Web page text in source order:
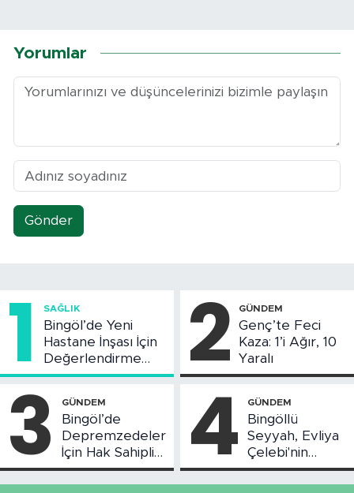
Yorumlar
Gönder
1 SAĞLIK
Bingöl’de Yeni
Hastane İnşası İçin
Değerlendirme
Toplantısı Yapıldı
2 GÜNDEM
Genç’te Feci
Kaza: 1’i Ağır, 10
Yaralı
3 GÜNDEM
Bingöl’de
Depremzedeler
İçin Hak Sahipliği
Askı Süreci
Başladı
4 GÜNDEM
Bingöllü
Seyyah, Evliya
Çelebi'nin
Bahsettiği
Bingöl'deki O